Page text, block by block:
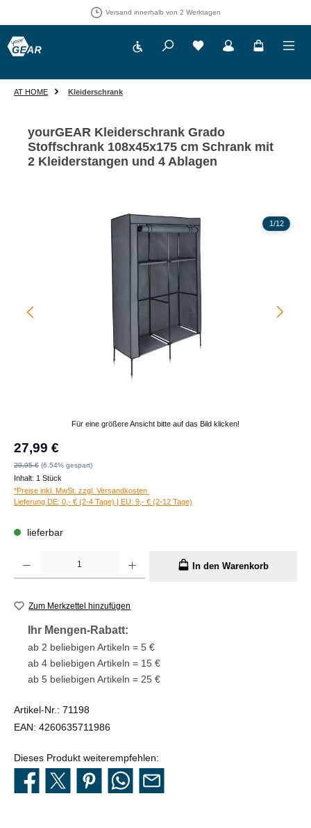
Versand innerhalb von 2 Werktagen
Werkzeugleiste anzeigenDu hast 0 Produkte auf
AT HOME Kleiderschrank
yourGEAR Kleiderschrank Grado
Stoffschrank 108x45x175 cm Schrank mit
2 Kleiderstangen und 4 Ablagen
Bildergalerie überspringen
Für eine größere Ansicht bitte auf das Bild klicken!
1/12
Verkaufspreis:
27,99 €
Regulärer Preis:
29,95 € (6.54% gespart)
Inhalt: 1 Stück
*Preise inkl. MwSt. zzgl. Versandkosten
Lieferung DE: 0,- € (2-4 Tage) | EU: 9,- € (2-12 Tage)
lieferbar
In den Warenkorb
Zum Merkzettel hinzufügen
Ihr Mengen-Rabatt:
ab 2 beliebigen Artikeln = 5 €
ab 4 beliebigen Artikeln = 15 €
ab 5 beliebigen Artikeln = 25 €
Artikel-Nr.: 71198
EAN: 4260635711986
Dieses Produkt weiterempfehlen: